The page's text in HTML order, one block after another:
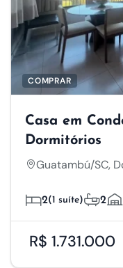
COMPRAR
Casa em
Dormitórios
Guatambú/SC,
2(1 suíte) 2
R$ 1.731.000